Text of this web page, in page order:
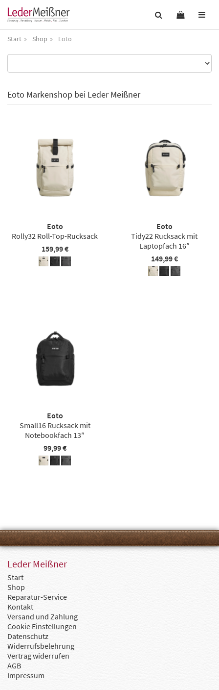
Start Shop Eoto
Eoto Markenshop bei Leder Meißner
Eoto
Rolly32 Roll-Top-Rucksack
159,99 €
Eoto
Tidy22 Rucksack mit
Laptopfach 16″
149,99 €
Eoto
Small16 Rucksack mit
Notebookfach 13″
99,99 €
Leder Meißner
Start
Shop
Reparatur-Service
Kontakt
Versand und Zahlung
Cookie Einstellungen
Datenschutz
Widerrufsbelehrung
Vertrag widerrufen
AGB
Impressum